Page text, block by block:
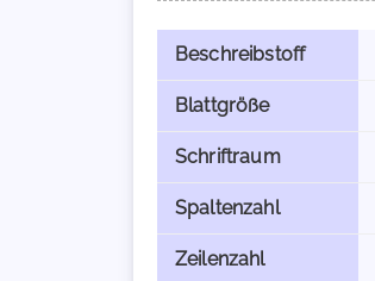
Beschreibstoff
Blattgröße
Schriftraum
Spaltenzahl
Zeilenzahl